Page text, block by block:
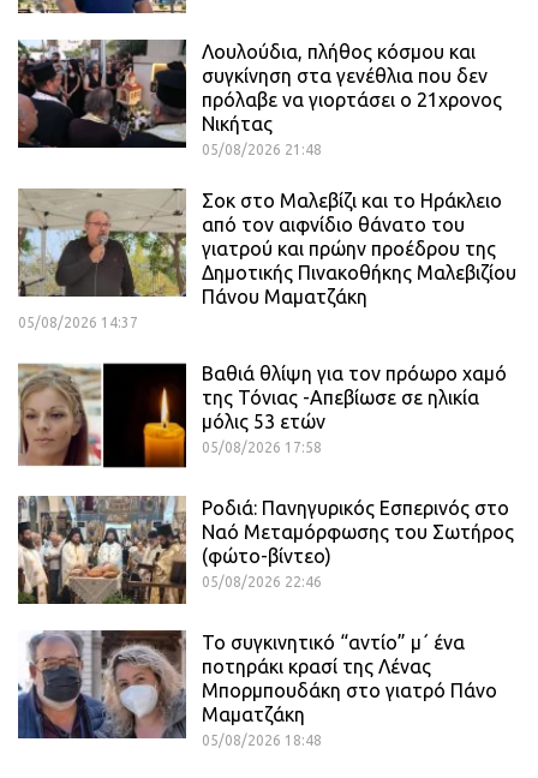
Λουλούδια, πλήθος κόσμου και
συγκίνηση στα γενέθλια που δεν
πρόλαβε να γιορτάσει ο 21χρονος
Νικήτας
05/08/2026 21:48
Σοκ στο Μαλεβίζι και το Ηράκλειο
από τον αιφνίδιο θάνατο του
γιατρού και πρώην προέδρου της
Δημοτικής Πινακοθήκης Μαλεβιζίου
Πάνου Μαματζάκη
05/08/2026 14:37
Βαθιά θλίψη για τον πρόωρο χαμό
της Τόνιας -Απεβίωσε σε ηλικία
μόλις 53 ετών
05/08/2026 17:58
Ροδιά: Πανηγυρικός Εσπερινός στο
Ναό Μεταμόρφωσης του Σωτήρος
(φώτο-βίντεο)
05/08/2026 22:46
Το συγκινητικό “αντίο” μ΄ ένα
ποτηράκι κρασί της Λένας
Μπορμπουδάκη στο γιατρό Πάνο
Μαματζάκη
05/08/2026 18:48